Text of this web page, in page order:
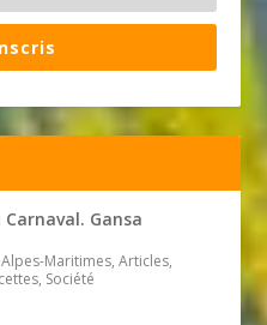
Carnaval. Gansa
Maritimes, Articles,
Société